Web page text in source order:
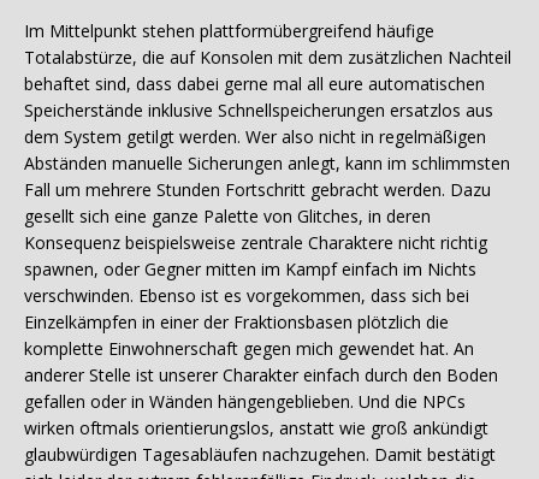
Im Mittelpunkt stehen plattformübergreifend häufige
Totalabstürze, die auf Konsolen mit dem zusätzlichen Nachteil
behaftet sind, dass dabei gerne mal all eure automatischen
Speicherstände inklusive Schnellspeicherungen ersatzlos aus
dem System getilgt werden. Wer also nicht in regelmäßigen
Abständen manuelle Sicherungen anlegt, kann im schlimmsten
Fall um mehrere Stunden Fortschritt gebracht werden. Dazu
gesellt sich eine ganze Palette von Glitches, in deren
Konsequenz beispielsweise zentrale Charaktere nicht richtig
spawnen, oder Gegner mitten im Kampf einfach im Nichts
verschwinden. Ebenso ist es vorgekommen, dass sich bei
Einzelkämpfen in einer der Fraktionsbasen plötzlich die
komplette Einwohnerschaft gegen mich gewendet hat. An
anderer Stelle ist unserer Charakter einfach durch den Boden
gefallen oder in Wänden hängengeblieben. Und die NPCs
wirken oftmals orientierungslos, anstatt wie groß ankündigt
glaubwürdigen Tagesabläufen nachzugehen. Damit bestätigt